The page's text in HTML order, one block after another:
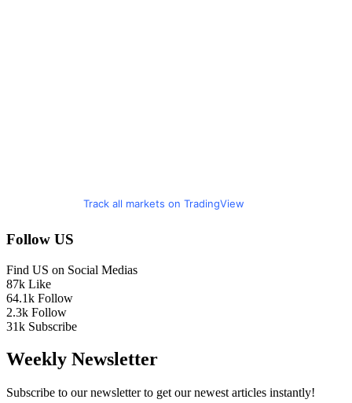
Track all markets on TradingView
Follow US
Find US on Social Medias
87k Like
64.1k Follow
2.3k Follow
31k Subscribe
Weekly Newsletter
Subscribe to our newsletter to get our newest articles instantly!